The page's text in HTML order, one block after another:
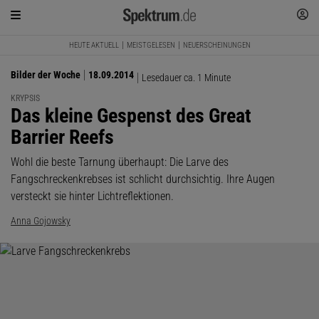
HEUTE AKTUELL MEISTGELESEN NEUERSCHEINUNGEN
Bilder der Woche 18.09.2014 Lesedauer ca. 1 Minute
KRYPSIS
:
Das kleine Gespenst des Great
Barrier Reefs
Wohl die beste Tarnung überhaupt: Die Larve des
Fangschreckenkrebses ist schlicht durchsichtig. Ihre Augen
versteckt sie hinter Lichtreflektionen.
Anna Gojowsky